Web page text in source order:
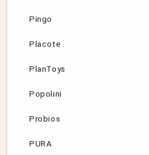
Pingo
Placote
PlanToys
Popolini
Probios
PURA